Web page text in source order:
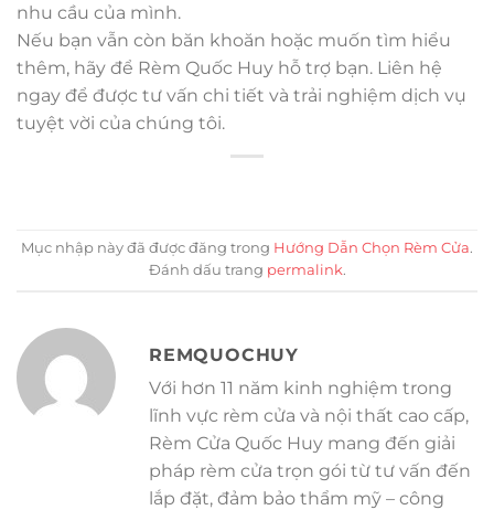
nhu cầu của mình.
Nếu bạn vẫn còn băn khoăn hoặc muốn tìm hiểu
thêm, hãy để Rèm Quốc Huy hỗ trợ bạn. Liên hệ
ngay để được tư vấn chi tiết và trải nghiệm dịch vụ
tuyệt vời của chúng tôi.
Mục nhập này đã được đăng trong Hướng Dẫn Chọn Rèm Cửa.
Đánh dấu trang permalink.
REMQUOCHUY
Với hơn 11 năm kinh nghiệm trong
lĩnh vực rèm cửa và nội thất cao cấp,
Rèm Cửa Quốc Huy mang đến giải
pháp rèm cửa trọn gói từ tư vấn đến
lắp đặt, đảm bảo thẩm mỹ – công